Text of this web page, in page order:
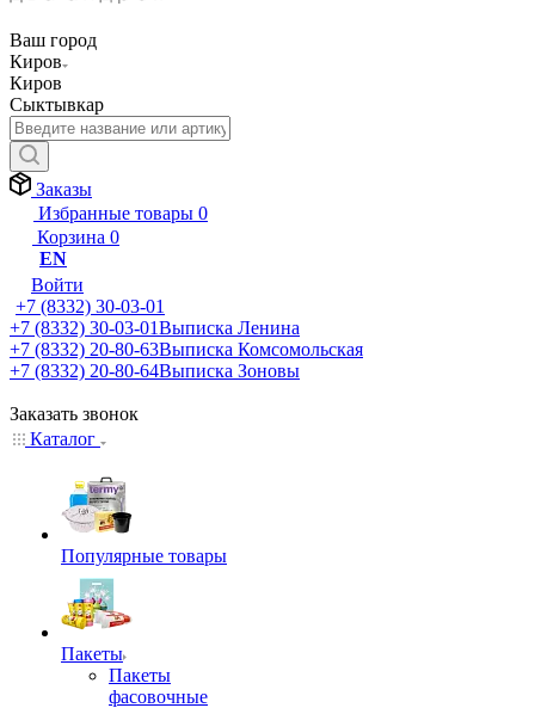
Ваш город
Киров
Киров
Сыктывкар
Заказы
Избранные товары 0
Корзина 0
EN
Войти
+7 (8332) 30-03-01
+7 (8332) 30-03-01Выписка Ленина
+7 (8332) 20-80-63Выписка Комсомольская
+7 (8332) 20-80-64Выписка Зоновы
Заказать звонок
Каталог
Популярные товары
Пакеты
Пакеты
фасовочные